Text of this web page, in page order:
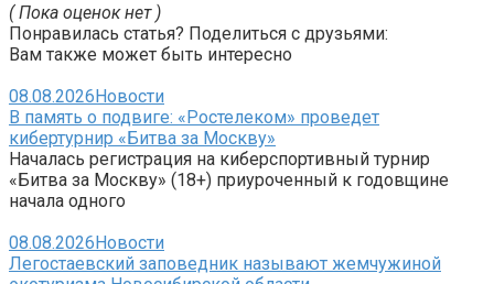
( Пока оценок нет )
Понравилась статья? Поделиться с друзьями:
Вам также может быть интересно
08.08.2026Новости
В память о подвиге: «Ростелеком» проведет
кибертурнир «Битва за Москву»
Началась регистрация на киберспортивный турнир
«Битва за Москву» (18+) приуроченный к годовщине
начала одного
08.08.2026Новости
Легостаевский заповедник называют жемчужиной